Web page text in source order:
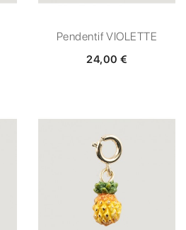
Pendentif VIOLETTE
24,00 €